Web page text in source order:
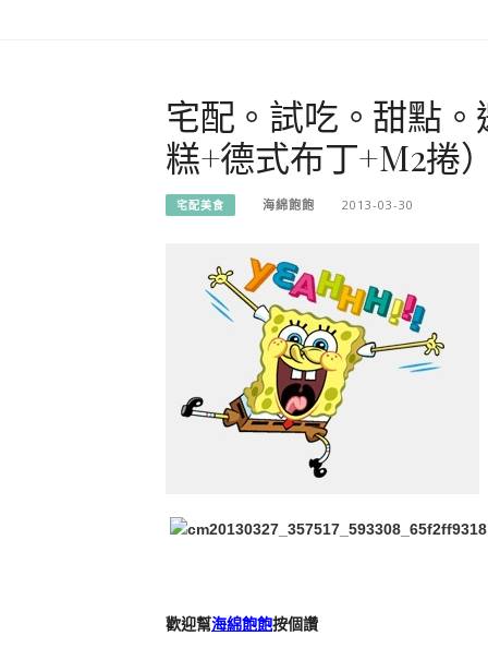
宅配。試吃。甜點
糕+德式布丁+M2捲
宅配美食 海綿飽飽 2013-03-30
歡迎幫海綿飽飽按個讚